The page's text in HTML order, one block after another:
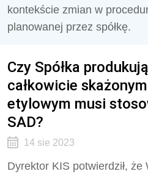
kontekście zmian w
planowanej przez spółkę.
Czy Spółka
całkowicie
etylowym musi
SAD?
14 sie 2023
Dyrektor KIS potwierdził,